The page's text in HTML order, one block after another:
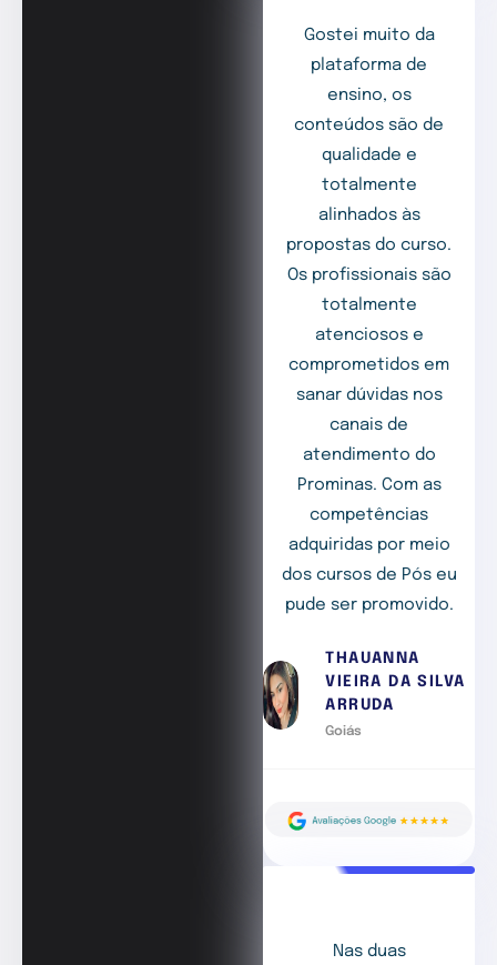
Gostei muito da
plataforma de
ensino, os
conteúdos são de
qualidade e
totalmente
alinhados às
propostas do curso.
Os profissionais são
totalmente
atenciosos e
comprometidos em
sanar dúvidas nos
canais de
atendimento do
Prominas. Com as
competências
adquiridas por meio
dos cursos de Pós eu
pude ser promovido.
THAUANNA
VIEIRA DA SILVA
ARRUDA
Goiás
Nas duas